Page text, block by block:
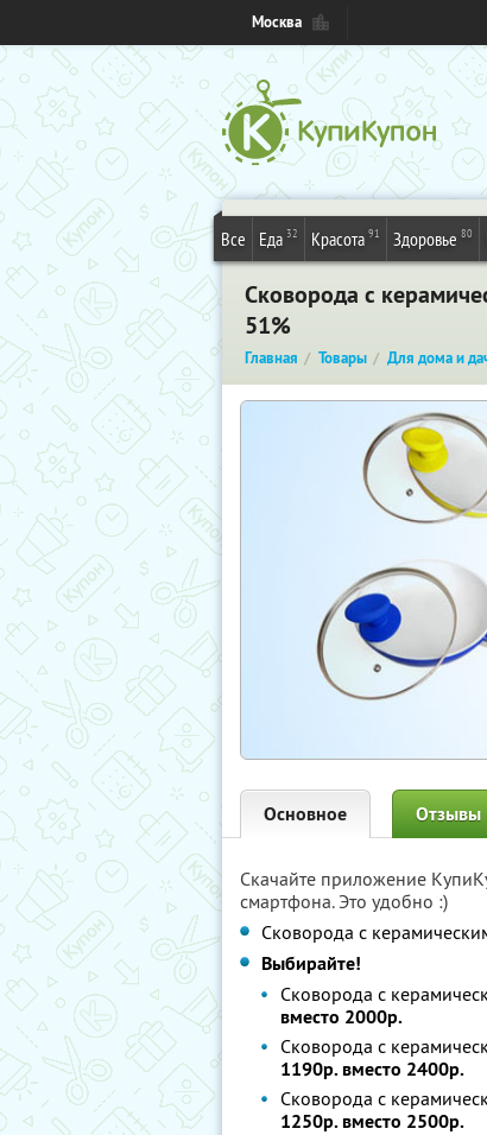
Москва
Все Еда 32 Красота 91 Здоровье 80
Сковорода с
51%
Главная Товары Для дома и
Основное Отзывы
Скачайте приложение
смартфона. Это удобно :)
Сковорода с
Выбирайте!
Сковорода с
вместо 2000р.
Сковорода с
1190р. вместо 2400р.
Сковорода с
1250р. вместо 2500р.